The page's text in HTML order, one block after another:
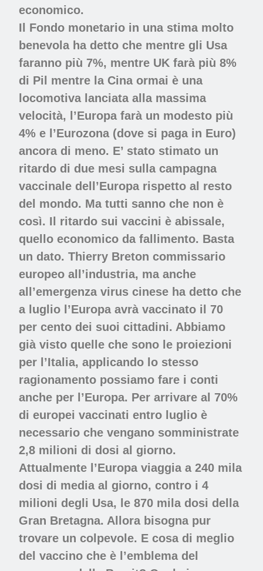
economico.
Il Fondo monetario in una stima molto
benevola ha detto che mentre gli Usa
faranno più 7%, mentre UK farà più 8%
di Pil mentre la Cina ormai è una
locomotiva lanciata alla massima
velocità, l’Europa farà un modesto più
4% e l’Eurozona (dove si paga in Euro)
ancora di meno. E’ stato stimato un
ritardo di due mesi sulla campagna
vaccinale dell’Europa rispetto al resto
del mondo. Ma tutti sanno che non è
così. Il ritardo sui vaccini è abissale,
quello economico da fallimento. Basta
un dato. Thierry Breton commissario
europeo all’industria, ma anche
all’emergenza virus cinese ha detto che
a luglio l’Europa avrà vaccinato il 70
per cento dei suoi cittadini. Abbiamo
già visto quelle che sono le proiezioni
per l’Italia, applicando lo stesso
ragionamento possiamo fare i conti
anche per l’Europa. Per arrivare al 70%
di europei vaccinati entro luglio è
necessario che vengano somministrate
2,8 milioni di dosi al giorno.
Attualmente l’Europa viaggia a 240 mila
dosi di media al giorno, contro i 4
milioni degli Usa, le 870 mila dosi della
Gran Bretagna. Allora bisogna pur
trovare un colpevole. E cosa di meglio
del vaccino che è l’emblema del